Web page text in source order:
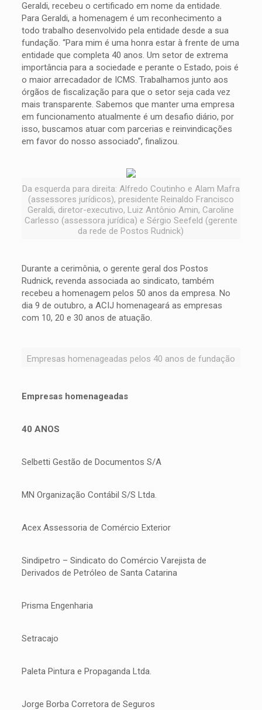
Geraldi, recebeu o certificado em nome da entidade.
Para Geraldi, a homenagem é um reconhecimento a
todo trabalho desenvolvido pela entidade desde a sua
fundação. “Para mim é uma honra estar à frente de uma
entidade que completa 40 anos. Um setor de extrema
importância para a sociedade e perante o Estado, pois é
o maior arrecadador de ICMS. Trabalhamos junto aos
órgãos de fiscalização para que o setor seja cada vez
mais transparente. Sabemos que manter uma empresa
em funcionamento atualmente é um desafio diário, por
isso, buscamos atuar com parcerias e reinvindicações
em favor do nosso associado”, finalizou.
Da esquerda para direita: Alfredo Coutinho e Alam Mafra
(assessores jurídicos), presidente Reinaldo Francisco
Geraldi, diretor-executivo, Luiz Antônio Amin, Caroline
Carlesso (assessora jurídica) e Sérgio Seefeld (gerente
da rede de Postos Rudnick)
Durante a cerimônia, o gerente geral dos Postos
Rudnick, revenda associada ao sindicato, também
recebeu a homenagem pelos 50 anos da empresa. No
dia 9 de outubro, a ACIJ homenageará as empresas
com 10, 20 e 30 anos de atuação.
Empresas homenageadas pelos 40 anos de fundação
Empresas homenageadas
40 ANOS
Selbetti Gestão de Documentos S/A
MN Organização Contábil S/S Ltda.
Acex Assessoria de Comércio Exterior
Sindipetro – Sindicato do Comércio Varejista de
Derivados de Petróleo de Santa Catarina
Prisma Engenharia
Setracajo
Paleta Pintura e Propaganda Ltda.
Jorge Borba Corretora de Seguros